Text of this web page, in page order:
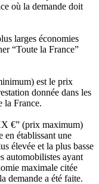
où la demande doit
larges économies
“Toute la France”
est le prix
donnée dans les
la France.
€” (prix maximum)
en établissant une
élevée et la plus basse
automobilistes ayant
maximale citée
demande a été faite.